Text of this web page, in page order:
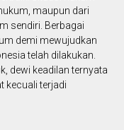
maupun dari
sendiri. Berbagai
demi mewujudkan
telah dilakukan.
dewi keadilan ternyata
kecuali terjadi